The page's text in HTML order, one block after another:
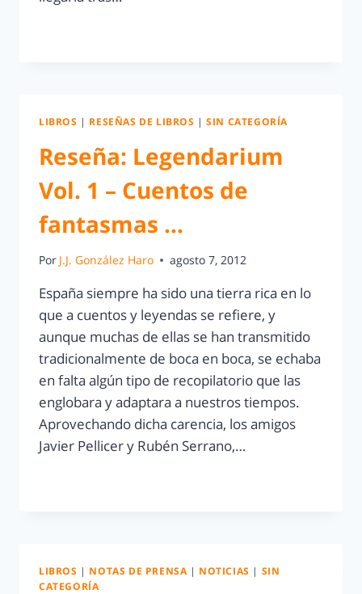
LIBROS | RESEÑAS DE LIBROS |SIN CATEGORÍA
Reseña: Legendarium
Vol. 1 – Cuentos de
fantasmas …
Por J.J. González Haro agosto 7, 2012
España siempre ha sido una tierra rica en lo
que a cuentos y leyendas se refiere, y
aunque muchas de ellas se han transmitido
tradicionalmente de boca en boca, se echaba
en falta algún tipo de recopilatorio que las
englobara y adaptara a nuestros tiempos.
Aprovechando dicha carencia, los amigos
Javier Pellicer y Rubén Serrano,…
LIBROS | NOTAS DE PRENSA| NOTICIAS | SIN
CATEGORÍA